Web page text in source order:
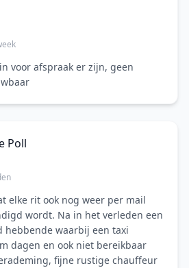
voor afspraak er zijn, geen
Poll
elke rit ook nog weer per mail
wordt. Na in het verleden een
hebbende waarbij een taxi
dagen en ook niet bereikbaar
fijne rustige chauffeur